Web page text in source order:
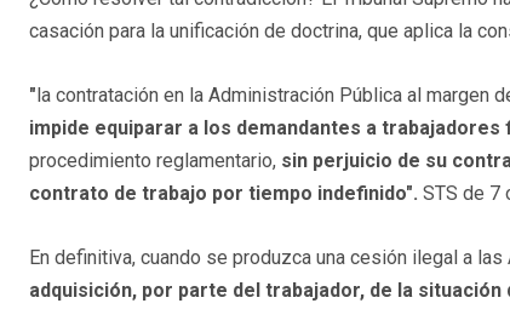
casación para la unificación de doctrina, que aplica la
"la contratación en la Administración Pública al margen
impide equiparar a los demandantes a trabajadores
procedimiento reglamentario, sin perjuicio de su
contrato de trabajo por tiempo indefinido". STS de 7
En definitiva, cuando se produzca una cesión ilegal a
adquisición, por parte del trabajador, de la